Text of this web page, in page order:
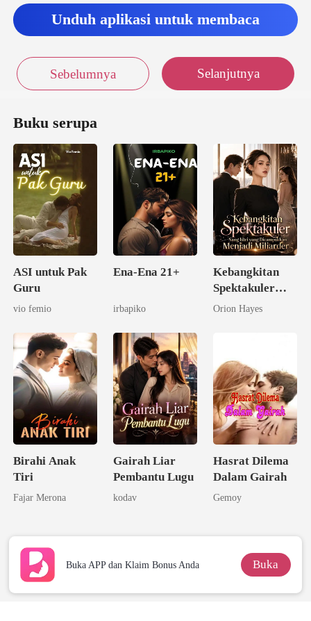
Unduh aplikasi untuk membaca
Sebelumnya Selanjutnya
Buku serupa
ASI untuk Pak
Guru
vio femio
Ena-Ena 21+
irbapiko
Kebangkitan
Spektakuler
Sang Istri yang
Orion Hayes
Birahi Anak
Tiri
Fajar Merona
Gairah Liar
Pembantu Lugu
kodav
Hasrat Dilema
Dalam Gairah
Gemoy
Buka APP dan Klaim Bonus Anda Buka